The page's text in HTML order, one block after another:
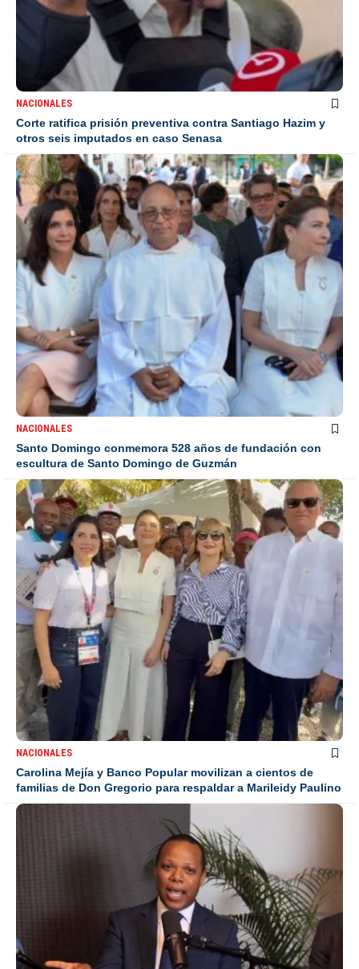
NACIONALES
Corte ratifica prisión preventiva contra Santiago Hazim y
otros seis imputados en caso Senasa
NACIONALES
Santo Domingo conmemora 528 años de fundación con
escultura de Santo Domingo de Guzmán
NACIONALES
Carolina Mejía y Banco Popular movilizan a cientos de
familias de Don Gregorio para respaldar a Marileidy Paulino